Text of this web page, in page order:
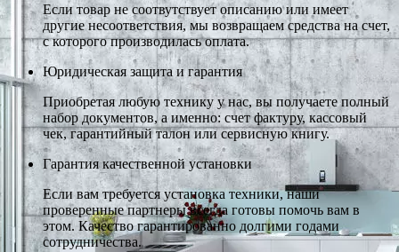
Если товар не соотвутствует описанию или имеет
другие несоответствия, мы возвращаем средства на счет,
с которого производилась оплата.
Юридическая защита и гарантия
Приобретая любую технику у нас, вы получаете полный
набор документов, а именно: счет фактуру, кассовый
чек, гарантийный талон или сервисную книгу.
Гарантия качественной установки
Если вам требуется установка техники, наши
проверенные партнеры всегда готовы помочь вам в
этом. Качество гарантированно долгими годами
сотрудничества.